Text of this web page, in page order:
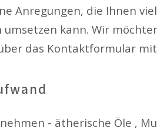
Anregungen, die Ihnen
kann. Wir
das Kontaktformular
- ätherische Öle ,